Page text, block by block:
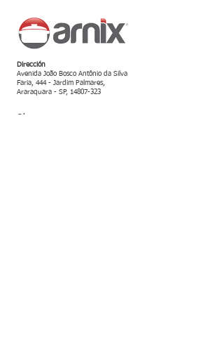
Dirección
Avenida João Bosco Antônio da Silva
Faria, 444 - Jardim Palmares,
Araraquara - SP, 14807-323
Síganos